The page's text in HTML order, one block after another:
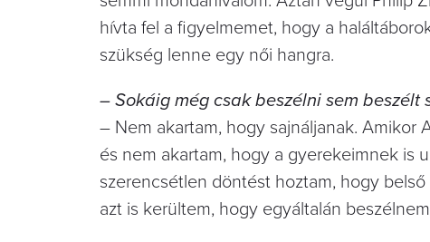
hívta fel a figyelmemet, hogy a
szükség lenne egy női hangra.
– Sokáig még csak beszélni sem beszélt
– Nem akartam, hogy sajnáljanak. Amikor
és nem akartam, hogy a gyerekeimnek is
szerencsétlen döntést hoztam, hogy
azt is kerültem, hogy egyáltalán